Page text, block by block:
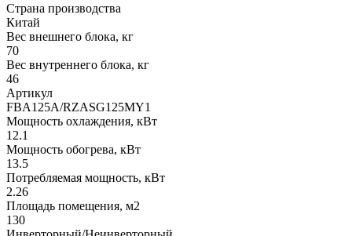
Страна производства
Китай
Вес внешнего блока, кг
70
Вес внутреннего блока, кг
46
Артикул
FBA125A/RZASG125MY1
Мощность охлаждения, кВт
12.1
Мощность обогрева, кВт
13.5
Потребляемая мощность, кВт
2.26
Площадь помещения, м2
130